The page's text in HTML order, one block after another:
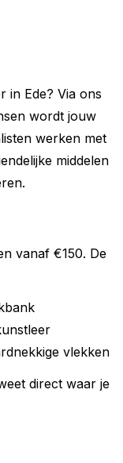
in Ede? Via ons
wordt jouw
werken met
middelen
vanaf €150. De
vlekken
direct waar je